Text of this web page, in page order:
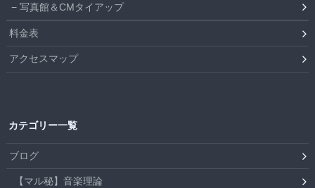
写真館＆CMタイアップ
料金表
アクセスマップ
カテゴリー一覧
ブログ
【マル秘】音楽理論